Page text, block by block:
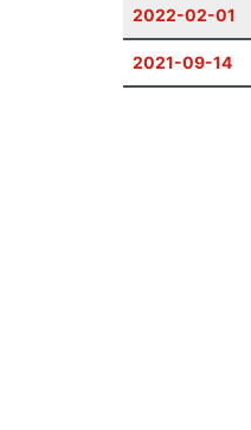
2022-02-01
2021-09-14